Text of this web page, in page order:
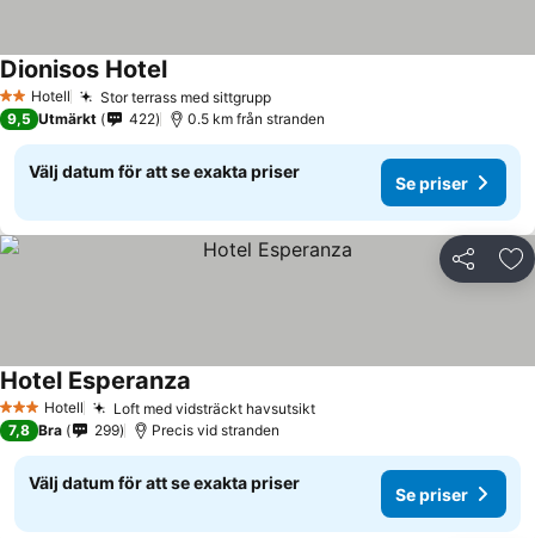
2 Stjärnor
Hotell Stor terrass med sittgrupp
Dionisos Hotel
9,5 Utmärkt 422 0.5 km från stranden
Välj datum för att se exakta priser
Se priser
Dela
3 StjärnorHotell Loft med vidsträckt havsutsikt
Hotel Esperanza
7,8 Bra 299 Precis vid stranden
Välj datum för att se exakta priser
Se priser